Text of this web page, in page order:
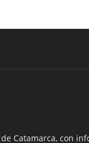
Catamarca, con